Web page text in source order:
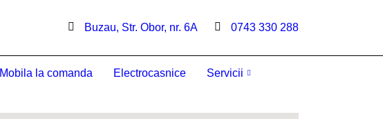
Buzau, Str. Obor, nr. 6A 0743 330 288
Mobila la comanda Electrocasnice
Servicii